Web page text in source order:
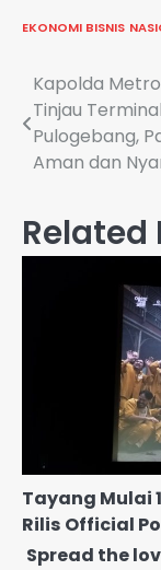
EKONOMI BISNIS
Navigasi
pos
Kapolda
Tinjau Terminal
Pulogebang,
Aman dan
Related
Tayang Mulai
Rilis Official
Spread the